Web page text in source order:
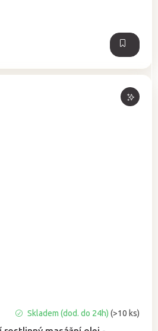
Skladem (dod. do 24h)(>10 ks)